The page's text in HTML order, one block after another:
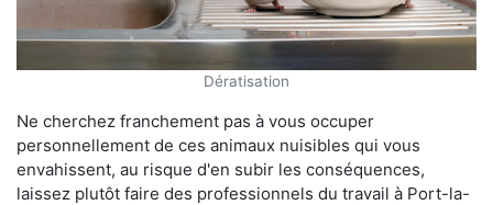
Dératisation
Ne cherchez franchement pas à vous occuper
personnellement de ces animaux nuisibles qui vous
envahissent, au risque d'en subir les conséquences,
laissez plutôt faire des professionnels du travail à Port-la-